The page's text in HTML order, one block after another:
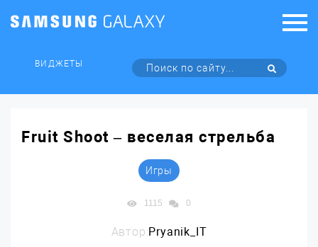
ВИДЖЕТЫ
Fruit Shoot – веселая стрельба
Игры
1115 0
Автор:Pryanik_IT